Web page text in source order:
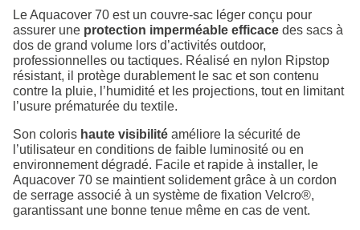
Le Aquacover 70 est un couvre‑sac léger conçu pour
assurer une protection imperméable efficace des sacs à
dos de grand volume lors d’activités outdoor,
professionnelles ou tactiques. Réalisé en nylon Ripstop
résistant, il protège durablement le sac et son contenu
contre la pluie, l’humidité et les projections, tout en limitant
l’usure prématurée du textile.
Son coloris haute visibilité améliore la sécurité de
l’utilisateur en conditions de faible luminosité ou en
environnement dégradé. Facile et rapide à installer, le
Aquacover 70 se maintient solidement grâce à un cordon
de serrage associé à un système de fixation Velcro®,
garantissant une bonne tenue même en cas de vent.